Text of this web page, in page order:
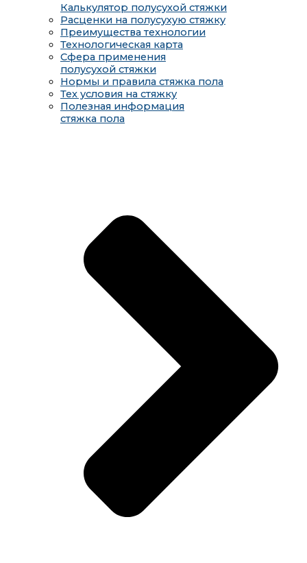
Калькулятор полусухой стяжки
Расценки на полусухую стяжку
Преимущества технологии
Технологическая карта
Сфера применения
полусухой стяжки
Нормы и правила стяжка пола
Тех условия на стяжку
Полезная информация
стяжка пола